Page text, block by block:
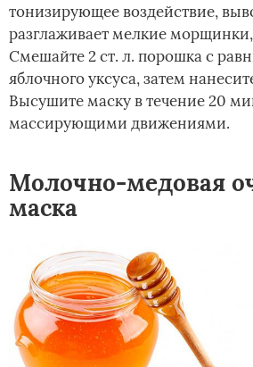
тонизирующее воздействие,
разглаживает мелкие морщинки,
Смешайте 2 ст. л. порошка с
яблочного уксуса, затем
Высушите маску в течение 20
массирующими движениями.
Молочно-медовая
маска